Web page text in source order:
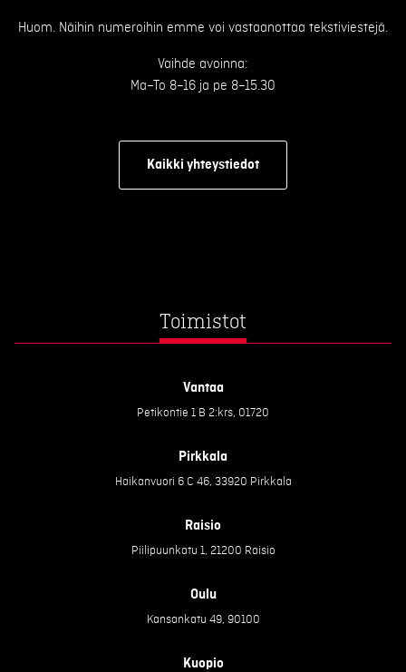
Huom. Näihin numeroihin emme voi vastaanottaa tekstiviestejä.
Vaihde avoinna:
Ma–To 8–16 ja pe 8–15.30
Kaikki yhteystiedot
Toimistot
Vantaa
Petikontie 1 B 2:krs, 01720
Pirkkala
Haikanvuori 6 C 46, 33920 Pirkkala
Raisio
Piilipuunkatu 1, 21200 Raisio
Oulu
Kansankatu 49, 90100
Kuopio